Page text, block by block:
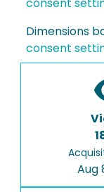
Dimensions
consent
Aug